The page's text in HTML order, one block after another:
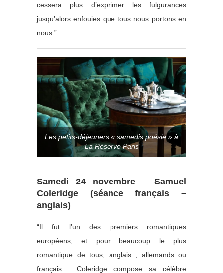
cessera plus d’exprimer les fulgurances
jusqu’alors enfouies que tous nous portons en
nous.”
Les petits-déjeuners « samedis poésie » à
La Réserve Paris
Samedi 24 novembre – Samuel
Coleridge (séance français –
anglais)
“Il fut l’un des premiers romantiques
européens, et pour beaucoup le plus
romantique de tous, anglais , allemands ou
français : Coleridge compose sa célèbre